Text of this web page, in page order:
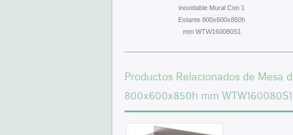
inoxidable Mural Con 1
Estante 800x600x850h
mm WTW160080S1
Productos Relacionados de Mesa
800x600x850h mm WTW160080S1